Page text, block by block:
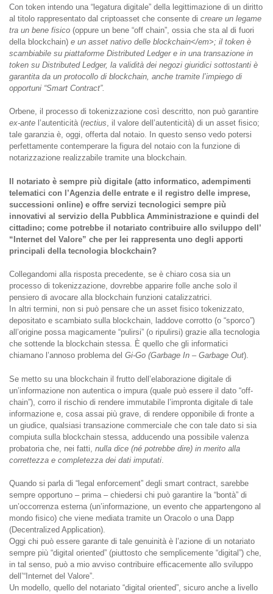
Con token intendo una “legatura digitale” della legittimazione di un diritto
al titolo rappresentato dal criptoasset che consente di creare un legame
tra un bene fisico (oppure un bene “off chain”, ossia che sta al di fuori
della blockchain) e un asset nativo delle blockchain</em>; il token è
scambiabile su piattaforme Distributed Ledger e in una transazione in
token su Distributed Ledger, la validità dei negozi giuridici sottostanti è
garantita da un protocollo di blockchain , anche tramite l’impiego di
opportuni “Smart Contract”.
Orbene, il processo di tokenizzazione così descritto, non può garantire
ex-ante l’autenticità (rectius, il valore dell’autenticità) di un asset fisico;
tale garanzia è, oggi, offerta dal notaio. In questo senso vedo potersi
perfettamente contemperare la figura del notaio con la funzione di
notarizzazione realizzabile tramite una blockchain.
Il notariato è sempre più digitale (atto informatico, adempimenti
telematici con l’Agenzia delle entrate e il registro delle imprese,
successioni online) e offre servizi tecnologici sempre più
innovativi al servizio della Pubblica Amministrazione e quindi del
cittadino; come potrebbe il notariato contribuire allo sviluppo dell’
“Internet del Valore” che per lei rappresenta uno degli apporti
principali della tecnologia blockchain?
Collegandomi alla risposta precedente, se è chiaro cosa sia un
processo di tokenizzazione, dovrebbe apparire folle anche solo il
pensiero di avocare alla blockchain funzioni catalizzatrici.
In altri termini, non si può pensare che un asset fisico tokenizzato,
depositato e scambiato sulla blockchain, laddove corrotto (o “sporco”)
all’origine possa magicamente “pulirsi” (o ripulirsi) grazie alla tecnologia
che sottende la blockchain stessa. È quello che gli informatici
chiamano l’annoso problema del Gi-Go (Garbage In – Garbage Out).
Se metto su una blockchain il frutto dell’elaborazione digitale di
un’informazione non autentica o impura (quale può essere il dato “off-
chain”), corro il rischio di rendere immutabile l’impronta digitale di tale
informazione e, cosa assai più grave, di rendere opponibile di fronte a
un giudice, qualsiasi transazione commerciale che con tale dato si sia
compiuta sulla blockchain stessa, adducendo una possibile valenza
probatoria che, nei fatti, nulla dice (né potrebbe dire) in merito alla
correttezza e completezza dei dati imputati
Quando si parla di “legal enforcement” degli smart contract, sarebbe
sempre opportuno – prima – chiedersi chi può garantire la “bontà” di
un’occorrenza esterna (un’informazione, un evento che appartengono al
mondo fisico) che viene mediata tramite un Oracolo o una Dapp
(Decentralized Application).
Oggi chi può essere garante di tale genuinità è l’azione di un notariato
sempre più “digital oriented” (piuttosto che semplicemente “digital”) che,
in tal senso, può a mio avviso contribuire efficacemente allo sviluppo
dell’“Internet del Valore”.
Un modello, quello del notariato “digital oriented”, sicuro anche a livello